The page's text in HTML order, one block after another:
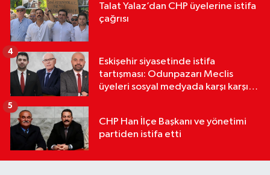
Talat Yalaz’dan CHP üyelerine istifa
çağrısı
Eskişehir siyasetinde istifa
tartışması: Odunpazarı Meclis
üyeleri sosyal medyada karşı karşıya
4
CHP Han İlçe Başkanı ve yönetimi
partiden istifa etti
5